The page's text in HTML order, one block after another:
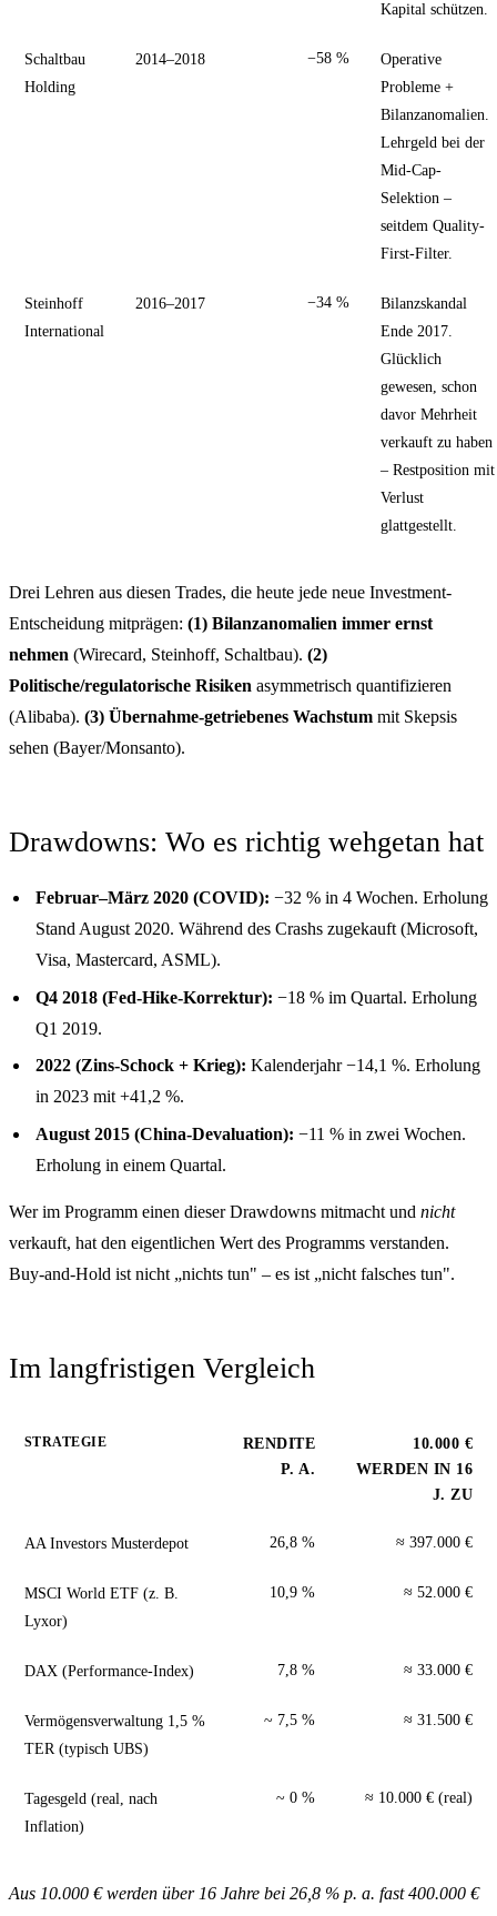
Kapital schützen.
Schaltbau
Holding
2014–2018 −58 %
Operative
Probleme +
Bilanzanomalien.
Lehrgeld bei der
Mid-Cap-
Selektion –
seitdem Quality-
First-Filter.
Steinhoff
International
2016–2017 −34 %
Bilanzskandal
Ende 2017.
Glücklich
gewesen, schon
davor Mehrheit
verkauft zu haben
– Restposition mit
Verlust
glattgestellt.
Drei Lehren aus diesen Trades, die heute jede neue Investment-
Entscheidung mitprägen: (1) Bilanzanomalien immer ernst
nehmen (Wirecard, Steinhoff, Schaltbau). (2)
Politische/regulatorische Risiken asymmetrisch quantifizieren
(Alibaba). (3) Übernahme-getriebenes Wachstum mit Skepsis
sehen (Bayer/Monsanto).
Drawdowns: Wo es richtig wehgetan hat
Februar–März 2020 (COVID): −32 % in 4 Wochen. Erholung
Stand August 2020. Während des Crashs zugekauft (Microsoft,
Visa, Mastercard, ASML).
Q4 2018 (Fed-Hike-Korrektur): −18 % im Quartal. Erholung
Q1 2019.
2022 (Zins-Schock + Krieg): Kalenderjahr −14,1 %. Erholung
in 2023 mit +41,2 %.
August 2015 (China-Devaluation): −11 % in zwei Wochen.
Erholung in einem Quartal.
Wer im Programm einen dieser Drawdowns mitmacht und nicht
verkauft, hat den eigentlichen Wert des Programms verstanden.
Buy-and-Hold ist nicht „nichts tun" – es ist „nicht falsches tun".
Im langfristigen Vergleich
STRATEGIE
RENDITE
P. A.
10.000 €
WERDEN IN 16
J. ZU
AA Investors Musterdepot 26,8 % ≈ 397.000 €
MSCI World ETF (z. B.
Lyxor)
10,9 % ≈ 52.000 €
DAX (Performance-Index) 7,8 % ≈ 33.000 €
Vermögensverwaltung 1,5 %
TER (typisch UBS)
~ 7,5 % ≈ 31.500 €
Tagesgeld (real, nach
Inflation)
~ 0 % ≈ 10.000 € (real)
Aus 10.000 € werden über 16 Jahre bei 26,8 % p. a. fast 400.000 €